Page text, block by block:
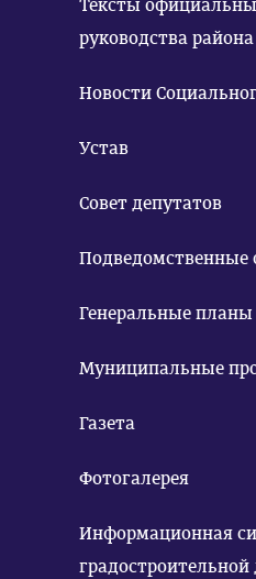
Тексты
руководства района
Новости
Устав
Совет депутатов
Подведомственные
Генеральные планы
Муниципальные
Газета
Фотогалерея
Информационная